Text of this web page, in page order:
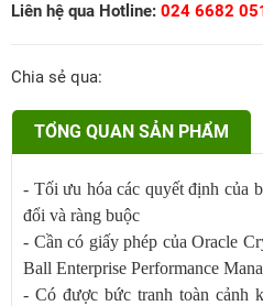
Liên hệ qua Hotline: 024 6682
Chia sẻ qua:
TỔNG QUAN SẢN PHẨM
- Tối ưu hóa các quyết định của
đổi và ràng buộc
- Cần có giấy phép của Oracle
Ball Enterprise Performance
- Có được bức tranh toàn cảnh